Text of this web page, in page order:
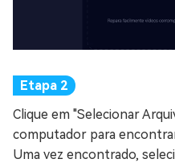
Clique em "Selecionar
computador para
Uma vez encontrado,